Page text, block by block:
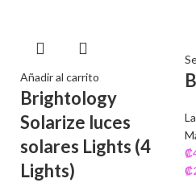
Añadir al carrito
Brightology
Solarize luces
solares Lights (4
Lights)
₡
₡